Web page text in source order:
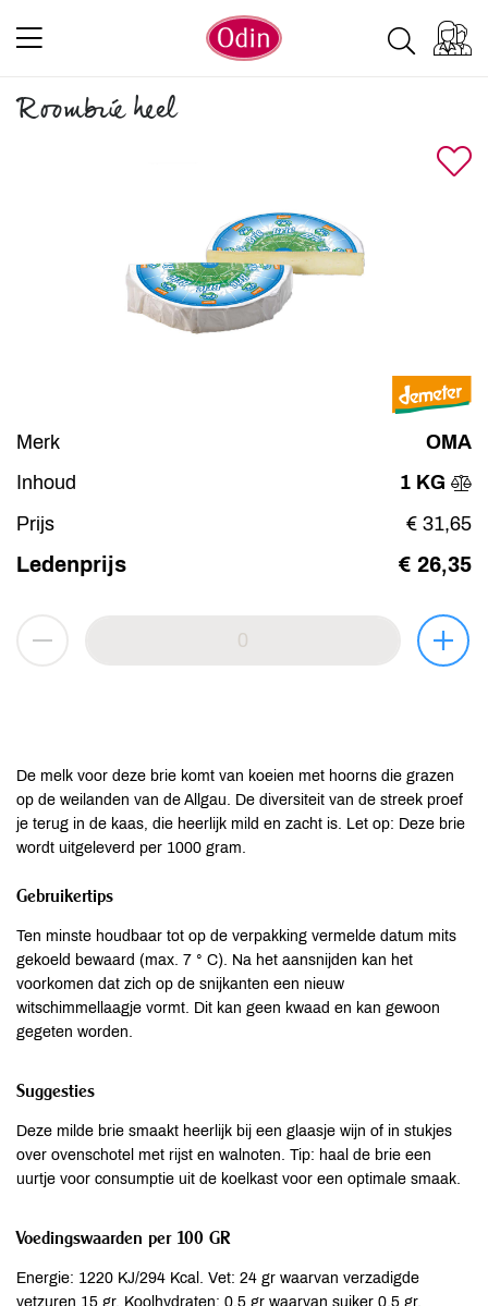
Roombrie heel
Merk
OMA
Inhoud
1 KG
Prijs
€ 31,65
Ledenprijs € 26,35
De melk voor deze brie komt van koeien met hoorns die grazen
op de weilanden van de Allgau. De diversiteit van de streek proef
je terug in de kaas, die heerlijk mild en zacht is. Let op: Deze brie
wordt uitgeleverd per 1000 gram.
Gebruikertips
Ten minste houdbaar tot op de verpakking vermelde datum mits
gekoeld bewaard (max. 7 ° C). Na het aansnijden kan het
voorkomen dat zich op de snijkanten een nieuw
witschimmellaagje vormt. Dit kan geen kwaad en kan gewoon
gegeten worden.
Suggesties
Deze milde brie smaakt heerlijk bij een glaasje wijn of in stukjes
over ovenschotel met rijst en walnoten. Tip: haal de brie een
uurtje voor consumptie uit de koelkast voor een optimale smaak.
Voedingswaarden per 100 GR
Energie: 1220 KJ/294 Kcal. Vet: 24 gr waarvan verzadigde
vetzuren 15 gr. Koolhydraten: 0.5 gr waarvan suiker 0.5 gr.